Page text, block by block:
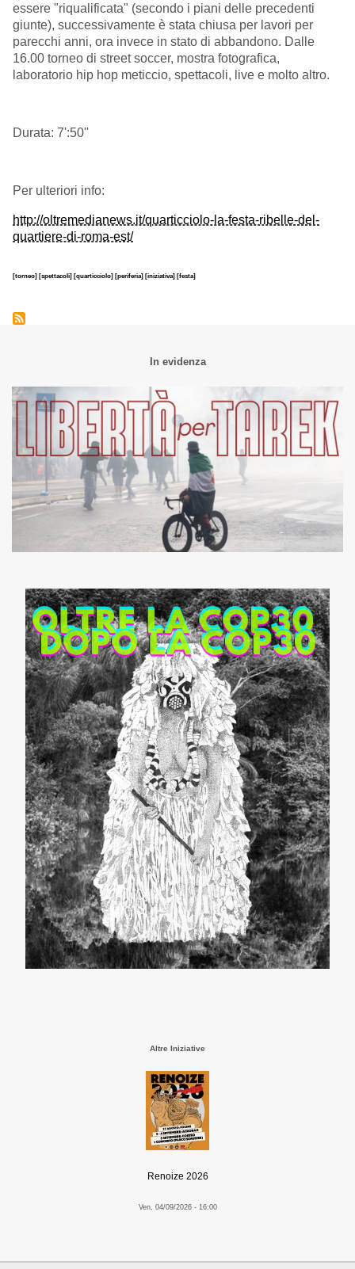
essere "riqualificata" (secondo i piani delle precedenti
giunte), successivamente è stata chiusa per lavori per
parecchi anni, ora invece in stato di abbandono. Dalle
16.00 torneo di street soccer, mostra fotografica,
laboratorio hip hop meticcio, spettacoli, live e molto altro.
Durata: 7':50''
Per ulteriori info:
http://oltremedianews.it/quarticciolo-la-festa-ribelle-del-
quartiere-di-roma-est/
[torneo] [spettacoli] [quarticciolo] [periferia] [iniziativa] [festa]
In evidenza
Altre Iniziative
Renoize 2026
Ven, 04/09/2026 - 16:00